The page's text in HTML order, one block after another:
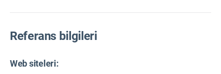
Referans bilgileri
Web siteleri: